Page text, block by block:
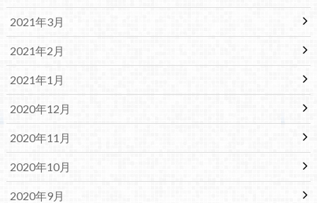
2021年3月
2021年2月
2021年1月
2020年12月
2020年11月
2020年10月
2020年9月